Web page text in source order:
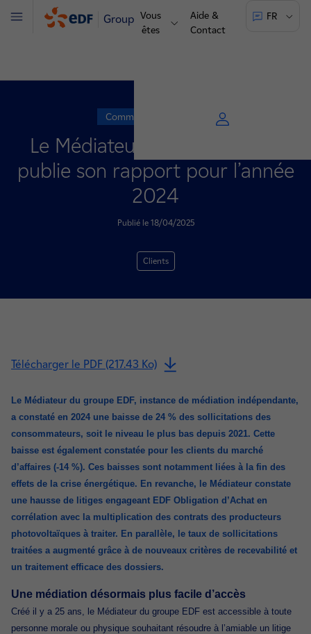
Groupe Vous
êtes
Aide &
Contact
FR
Menu
Communiqué de presse
Le Médiateur du groupe EDF
publie son rapport pour l’année
2024
Publié le 18/04/2025
Clients
Télécharger le PDF (217.43 Ko)
Le Médiateur du groupe EDF, instance de médiation indépendante,
a constaté en 2024 une baisse de 24 % des sollicitations des
consommateurs, soit le niveau le plus bas depuis 2021. Cette
baisse est également constatée pour les clients du marché
d’affaires (-14 %). Ces baisses sont notamment liées à la fin des
effets de la crise énergétique. En revanche, le Médiateur constate
une hausse de litiges engageant EDF Obligation d’Achat en
corrélation avec la multiplication des contrats des producteurs
photovoltaïques à traiter. En parallèle, le taux de sollicitations
traitées a augmenté grâce à de nouveaux critères de recevabilité et
un traitement efficace des dossiers.
Une médiation désormais plus facile d’accès
Créé il y a 25 ans, le Médiateur du groupe EDF est accessible à toute
personne morale ou physique souhaitant résoudre à l’amiable un litige